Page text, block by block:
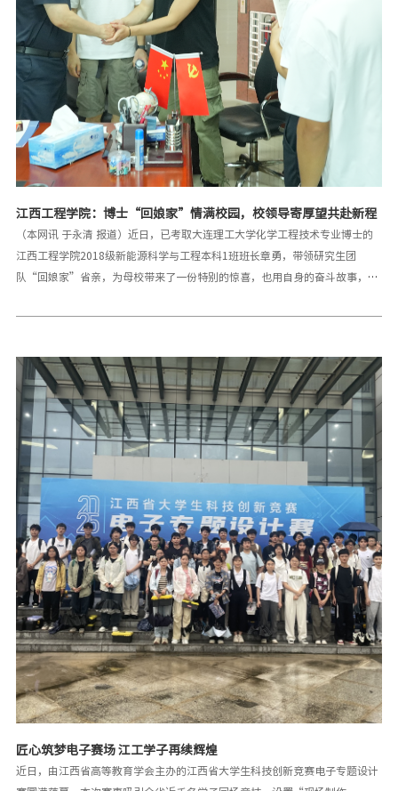
​江西工程学院：博士“回娘家”情满校园，校领导寄厚望共赴新程
（本网讯 于永清 报道）近日，已考取大连理工大学化学工程技术专业博士的
江西工程学院2018级新能源科学与工程本科1班班长章勇，带领研究生团
队“回娘家”省亲，为母校带来了一份特别的惊喜，也用自身的奋斗故事，为
称一部励志传奇。2022年，他凭借努力考取成都大学材料工程专业硕士；
不仅是个人拼搏的成果，更成为江西工程学院人才培养实力的生动注脚。江西
工程学院党委书记、督导专员魏建克，党委副书记、校长刘新跃，学校创始
人、理事杨名权等领导亲切接见了章勇一行。校领导们欣喜地表示，校友的辉
煌成就，正是学校人才培养质量的有力见证，优秀校友如璀璨星辰，照亮着母
校前行的道路，也为在校学子树立起追求卓越的榜样。（章勇2025年考取大连
理工大学博士研究生）此次返校的6位校友，皆是2018级新能源科学与工程本
科1班的佼佼者。这个班级堪称“学霸班级”，全班48人，目前已有12人成功
考取研究生，更有多名学生在创新创业领域崭露头角。李健同学现就读于江西
农业大学农村发展专业；刘荣芳同学
匠心筑梦电子赛场 江工学子再续辉煌
近日，由江西省高等教育学会主办的江西省大学生科技创新竞赛电子专题设计